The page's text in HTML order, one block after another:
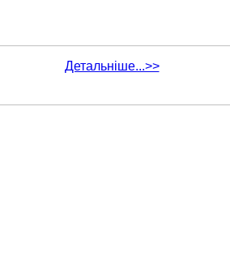
Детальніше...>>